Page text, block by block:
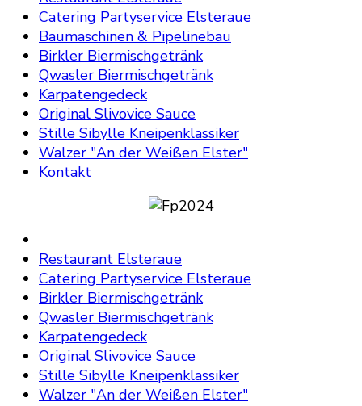
Catering Partyservice Elsteraue
Baumaschinen & Pipelinebau
Birkler Biermischgetränk
Qwasler Biermischgetränk
Karpatengedeck
Original Slivovice Sauce
Stille Sibylle Kneipenklassiker
Walzer "An der Weißen Elster"
Kontakt
Restaurant Elsteraue
Catering Partyservice Elsteraue
Birkler Biermischgetränk
Qwasler Biermischgetränk
Karpatengedeck
Original Slivovice Sauce
Stille Sibylle Kneipenklassiker
Walzer "An der Weißen Elster"